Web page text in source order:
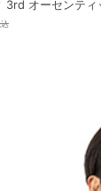
オーセンティ